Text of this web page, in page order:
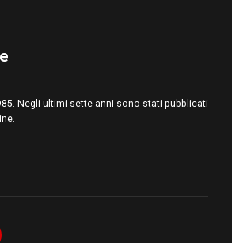
Negli ultimi sette anni sono stati pubblicati